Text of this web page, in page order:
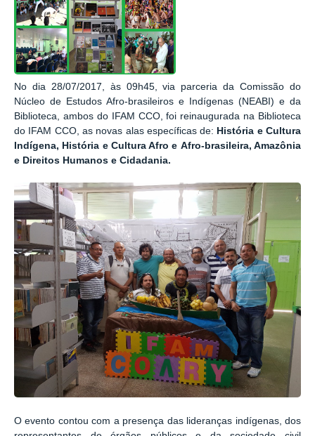
No dia 28/07/2017, às 09h45, via parceria da Comissão do
Núcleo de Estudos Afro-brasileiros e Indígenas (NEABI) e da
Biblioteca, ambos do IFAM CCO, foi reinaugurada na Biblioteca
do IFAM CCO, as novas alas específicas de: História e Cultura
Indígena, História e Cultura Afro e Afro-brasileira, Amazônia
e Direitos Humanos e Cidadania.
O evento contou com a presença das lideranças indígenas, dos